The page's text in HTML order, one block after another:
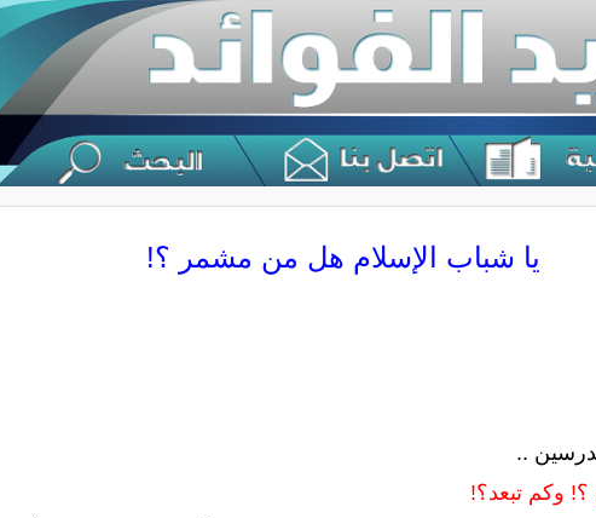
يا شباب الإسلام هل من مشمر ؟!
..
؟! وكم تبعد؟!